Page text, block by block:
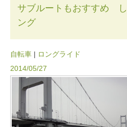
サブルートもおすすめ
ング
自転車 | ロングライド
2014/05/27